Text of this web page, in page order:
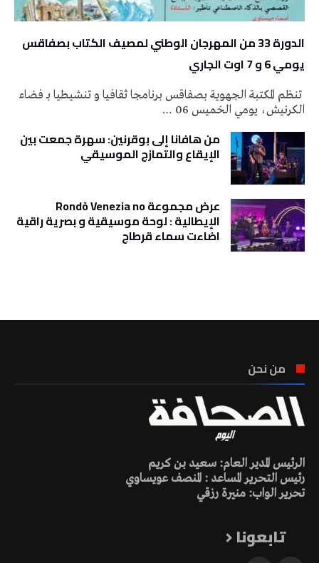
الدورة 33 من المهرجان الوطني لمصيف الكتاب بصفاقس
يومي 6 و 7 اوت الجاري
تنظم المكتبة الجهوية بصفاقس برنامجا ثقافيا و تنشيطيا بـ فضاء
الكرنيش، يومي الخميس 06 …
من هافانا إلى بوقرنين: سهرة جمعت بين
الإيقاع والتمازج الموسيقي
عرض مجموعة Rondò Venezia no
الإيطالية : لوحة موسيقية و بصرية راقية
اضاءت سماء قرطاج
من نحن
الرئيس المدير العام: سعيد بن كريم
رئيس التحرير المساعد : المنصف عويساوي
تحرير الواب: منيرة رزقي
تابعونا